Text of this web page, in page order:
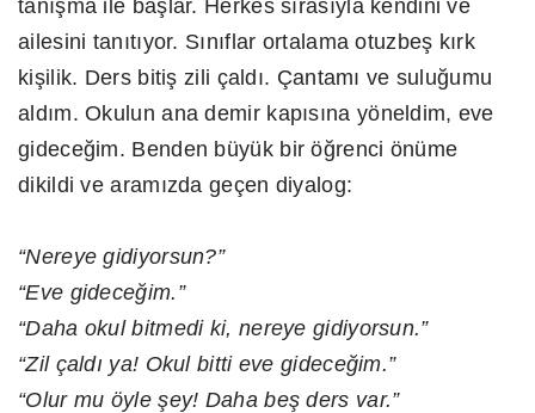
tanışma ile başlar. Herkes sırasıyla kendini ve
ailesini tanıtıyor. Sınıflar ortalama otuzbeş kırk
kişilik. Ders bitiş zili çaldı. Çantamı ve suluğumu
aldım. Okulun ana demir kapısına yöneldim, eve
gideceğim. Benden büyük bir öğrenci önüme
dikildi ve aramızda geçen diyalog:
“Nereye gidiyorsun?”
“Eve gideceğim.”
“Daha okul bitmedi ki, nereye gidiyorsun.”
“Zil çaldı ya! Okul bitti eve gideceğim.”
“Olur mu öyle şey! Daha beş ders var.”